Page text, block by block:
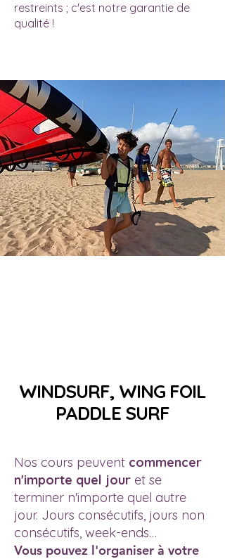
restreints ; c'est notre garantie de
qualité !
WINDSURF, WING FOIL
PADDLE SURF
Nos cours peuvent commencer
n'importe quel jour et se
terminer n'importe quel autre
jour. Jours consécutifs, jours non
consécutifs, week-ends…
Vous pouvez l'organiser à votre